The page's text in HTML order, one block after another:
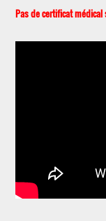
Pas de certificat médical